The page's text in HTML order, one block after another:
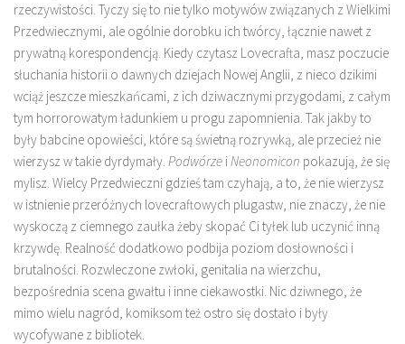
rzeczywistości. Tyczy się to nie tylko motywów związanych z Wielkimi
Przedwiecznymi, ale ogólnie dorobku ich twórcy, łącznie nawet z
prywatną korespondencją. Kiedy czytasz Lovecrafta, masz poczucie
słuchania historii o dawnych dziejach Nowej Anglii, z nieco dzikimi
wciąż jeszcze mieszkańcami, z ich dziwacznymi przygodami, z całym
tym horrorowatym ładunkiem u progu zapomnienia. Tak jakby to
były babcine opowieści, które są świetną rozrywką, ale przecież nie
wierzysz w takie dyrdymały. Podwórze iNeonomicon pokazują, że się
mylisz. Wielcy Przedwieczni gdzieś tam czyhają, a to, że nie wierzysz
w istnienie przeróżnych lovecraftowych plugastw, nie znaczy, że nie
wyskoczą z ciemnego zaułka żeby skopać Ci tyłek lub uczynić inną
krzywdę. Realność dodatkowo podbija poziom dosłowności i
brutalności. Rozwleczone zwłoki, genitalia na wierzchu,
bezpośrednia scena gwałtu i inne ciekawostki. Nic dziwnego, że
mimo wielu nagród, komiksom też ostro się dostało i były
wycofywane z bibliotek.